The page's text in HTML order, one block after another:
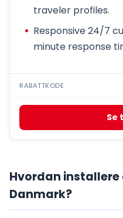
traveler profiles.
Responsive 24/7
minute response
RABATTKODE
Se
Hvordan installere
Danmark?